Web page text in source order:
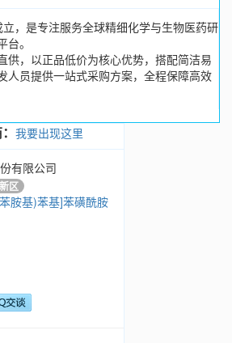
，是专注服务全球精细化学与生物医药研
。
供，以正品低价为核心优势，搭配简洁易
人员提供一站式采购方案，全程保障高效
我要出现这里
有限公司
区
胺基)苯基]苯磺酰胺